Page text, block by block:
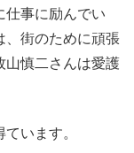
仕事に励んでい
、街のために頑張
山慎二さんは愛護
います。